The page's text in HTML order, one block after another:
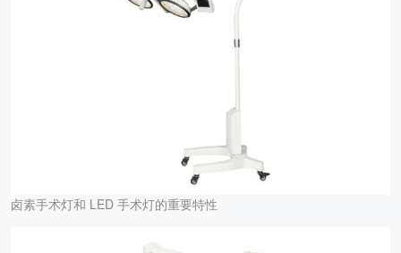
卤素手术灯和 LED 手术灯的重要特性